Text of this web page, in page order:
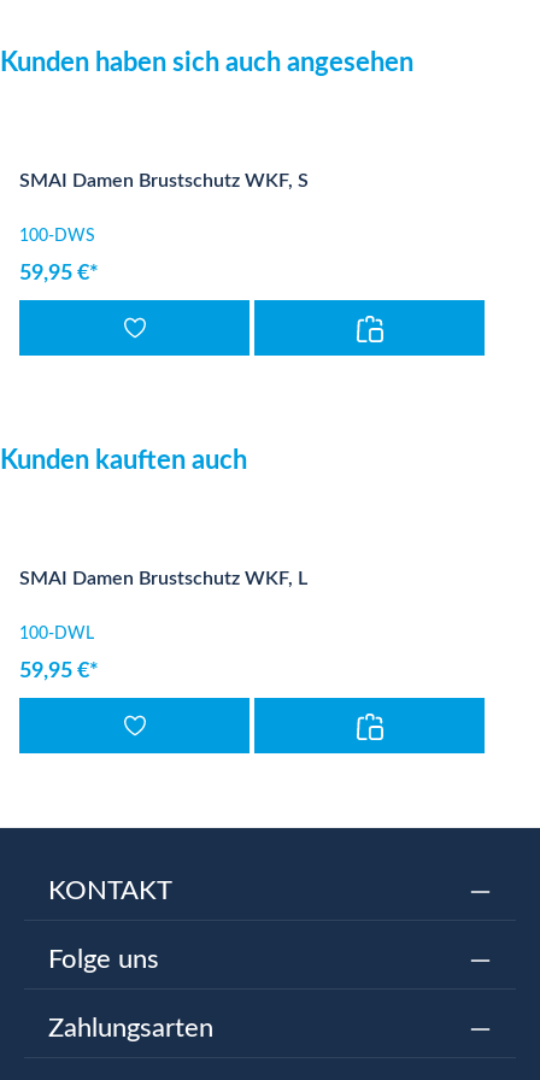
Produktgalerie überspringen
Kunden haben sich auch angesehen
SMAI Damen Brustschutz WKF, S
100-DWS
59,95 €*
Produktgalerie überspringen
Kunden kauften auch
SMAI Damen Brustschutz WKF, L
100-DWL
59,95 €*
KONTAKT
Folge uns
Zahlungsarten